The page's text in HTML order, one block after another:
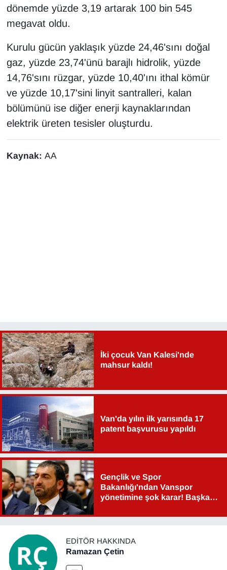
dönemde yüzde 3,19 artarak 100 bin 545
megavat oldu.
Kurulu gücün yaklaşık yüzde 24,46'sını doğal
gaz, yüzde 23,74'ünü barajlı hidrolik, yüzde
14,76'sını rüzgar, yüzde 10,40'ını ithal kömür
ve yüzde 10,17'sini linyit santralleri, kalan
bölümünü ise diğer enerji kaynaklarından
elektrik üreten tesisler oluşturdu.
Kaynak: AA
İki çocuk Van Kalesi'nde
mahsur kaldı!
Van'da yılın ilk yarısında 17
patent başvurusu yapıldı
Gençlik ve Spor
Bakanlığı'ndan Vanspor
yönetimine şok karar! Başkan
EDITÖR HAKKINDA
Ramazan Çetin